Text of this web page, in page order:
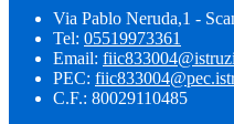
Via Pablo Neruda,1 -
Tel: 05519973361
Email:
PEC:
C.F.: 80029110485